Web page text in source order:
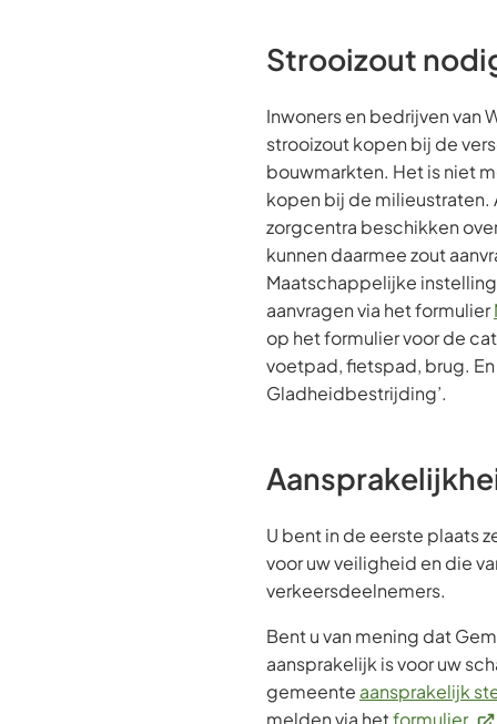
Strooizout
Inwoners en bedrijven van
strooizout kopen bij de
bouwmarkten. Het is niet
kopen bij de milieustraten.
zorgcentra beschikken
kunnen daarmee zout
Maatschappelijke
aanvragen via het formulier
op het formulier voor de
voetpad, fietspad, brug.
Gladheidbestrijding’.
U bent in de eerste plaats
voor uw veiligheid en die
verkeersdeelnemers.
Bent u van mening dat
aansprakelijk is voor uw
gemeente aansprakelijk
melden via hetformulier.